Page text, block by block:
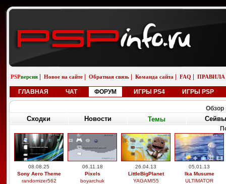
PSPверсия Новое на сайте Обратная связь Команда сайта FAQ ПРАВИЛА
ГЛАВНАЯ ЧАТ ФОРУМ ИГРЫ PS4 ИГРЫ PSP
Обзор
Сходки Новости Темы Сейвы
08.08.25
Sony Aero Theme
randomizer562
06.11.18
Pixels
boyarchuk
26.04.13
LittleBigPlanet
YAGAMI55
05.01.13
Ika Musume
ULTIMATOR